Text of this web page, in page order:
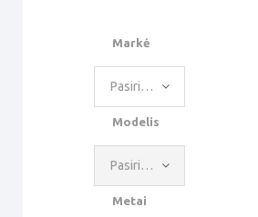
Markė
Pasirinkite reikšmę
Modelis
Pasirinkite reikšmę
Metai